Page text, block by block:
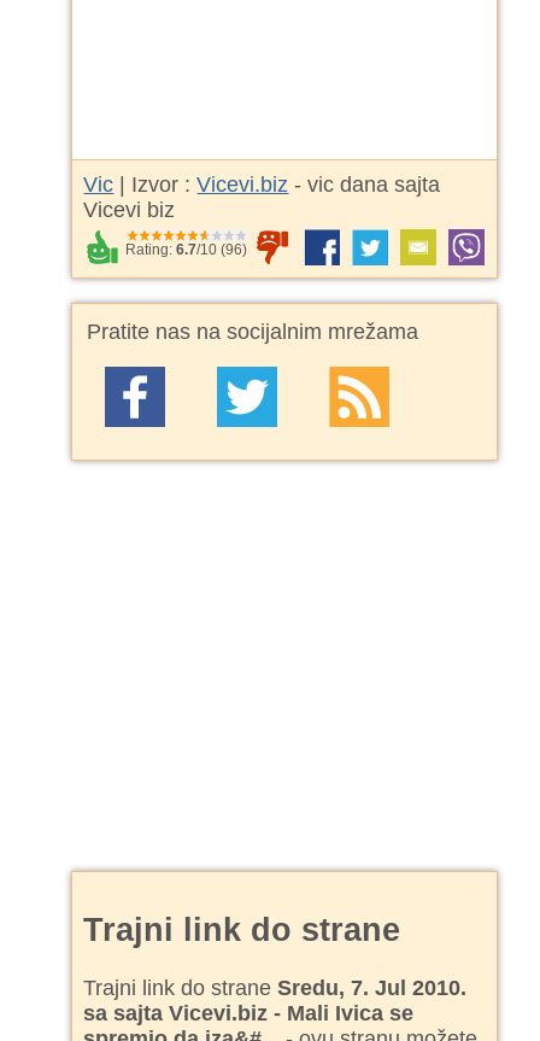
Vic | Izvor :Vicevi.biz - vic dana sajta
Vicevi biz
Rating:6.7/10 (96)
Pratite nas na socijalnim mrežama
Trajni link do strane
Trajni link do straneSredu, 7. Jul 2010.
sa sajta Vicevi.biz - Mali Ivica se